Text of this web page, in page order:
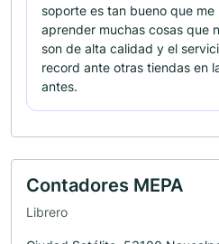
soporte es tan bueno que me
aprender muchas cosas que
son de alta calidad y el
record ante otras tiendas en
antes.
Contadores MEPA
Librero